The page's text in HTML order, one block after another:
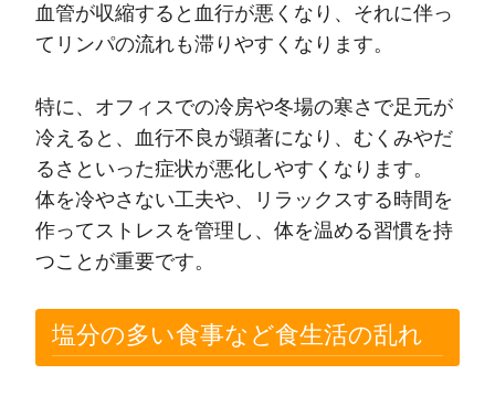
血管が収縮すると血行が悪くなり、それに伴っ
てリンパの流れも滞りやすくなります。
特に、オフィスでの冷房や冬場の寒さで足元が
冷えると、血行不良が顕著になり、むくみやだ
るさといった症状が悪化しやすくなります。
体を冷やさない工夫や、リラックスする時間を
作ってストレスを管理し、体を温める習慣を持
つことが重要です。
塩分の多い食事など食生活の乱れ